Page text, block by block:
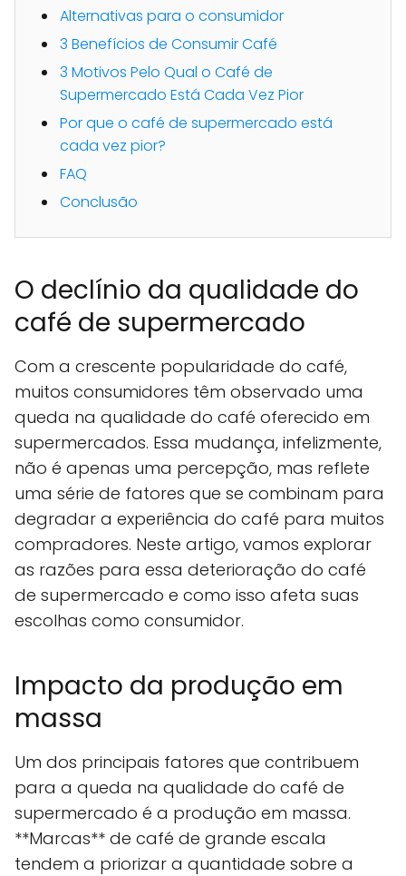
Alternativas para o consumidor
3 Benefícios de Consumir Café
3 Motivos Pelo Qual o Café de
Supermercado Está Cada Vez Pior
Por que o café de supermercado está
cada vez pior?
FAQ
Conclusão
O declínio da qualidade do
café de supermercado
Com a crescente popularidade do café,
muitos consumidores têm observado uma
queda na qualidade do café oferecido em
supermercados. Essa mudança, infelizmente,
não é apenas uma percepção, mas reflete
uma série de fatores que se combinam para
degradar a experiência do café para muitos
compradores. Neste artigo, vamos explorar
as razões para essa deterioração do café
de supermercado e como isso afeta suas
escolhas como consumidor.
Impacto da produção em
massa
Um dos principais fatores que contribuem
para a queda na qualidade do café de
supermercado é a produção em massa.
**Marcas** de café de grande escala
tendem a priorizar a quantidade sobre a